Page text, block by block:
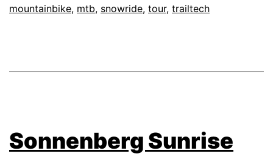
mountainbike, mtb, snowride, tour, trailtech
Sonnenberg Sunrise